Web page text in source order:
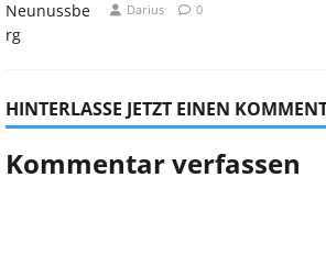
Darius 0
HINTERLASSE JETZT EINEN
Kommentar verfassen